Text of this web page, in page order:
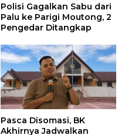
Polisi Gagalkan Sabu dari
Palu ke Parigi Moutong, 2
Pengedar Ditangkap
Pasca Disomasi, BK
Akhirnya Jadwalkan